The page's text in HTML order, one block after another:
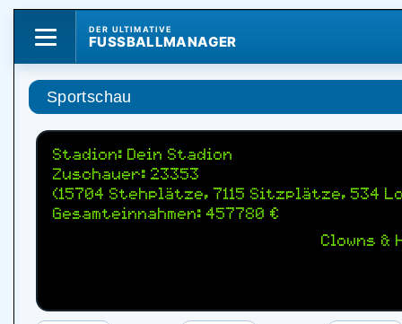
DER ULTIMATIVE
FUSSBALLMANAGER
Sportschau
Stadion: Dein Stadion
Zuschauer: 23353
(15704 Stehplätze, 7115 Sitzplätze, 534
Gesamteinnahmen: 457780 €
Clowns &